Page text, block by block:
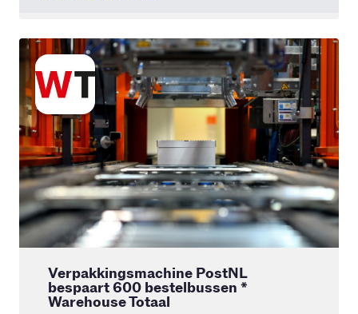
Verpakkingsmachine PostNL
bespaart 600 bestelbussen *
Warehouse Totaal